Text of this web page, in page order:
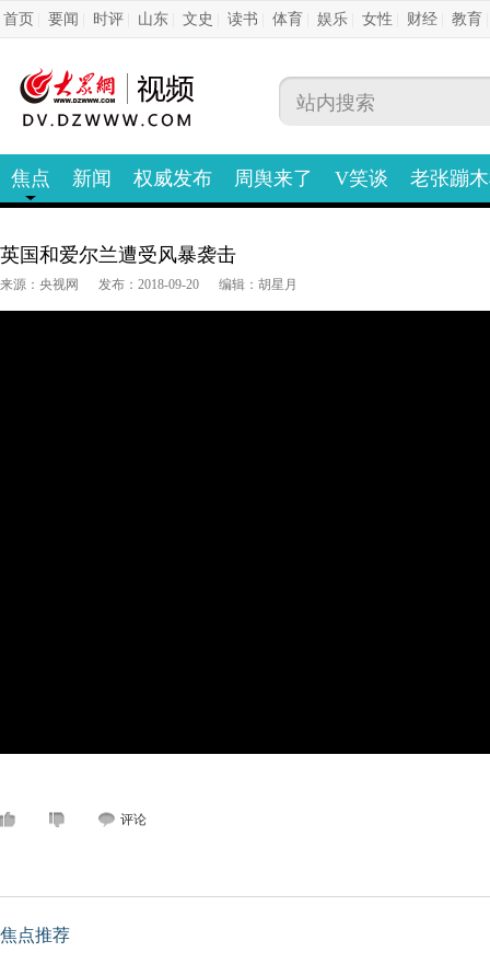
首页 要闻 时评 山东 文史 读书 体育 娱乐 女性 财经 教育
焦点 新闻 权威发布 周舆来了 V笑谈 老张蹦
英国和爱尔兰遭受风暴袭击
来源：央视网 发布：2018-09-20 编辑：胡星月
评论
焦点推荐